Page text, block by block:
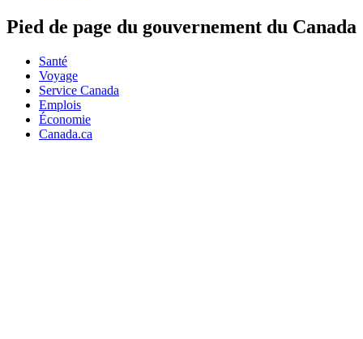
Pied de page du gouvernement du Canada
Santé
Voyage
Service Canada
Emplois
Économie
Canada.ca